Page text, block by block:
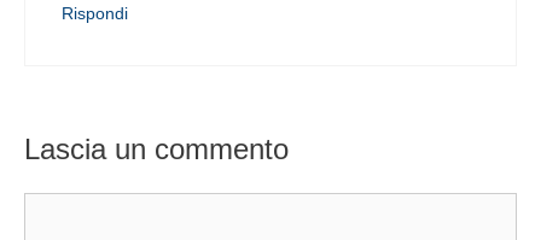
Rispondi
Lascia un commento